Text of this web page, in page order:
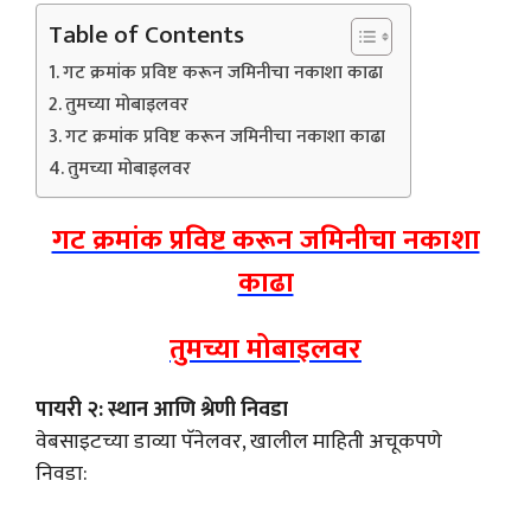
Table of Contents
गट क्रमांक प्रविष्ट करून जमिनीचा नकाशा काढा
तुमच्या मोबाइलवर
गट क्रमांक प्रविष्ट करून जमिनीचा नकाशा काढा
तुमच्या मोबाइलवर
गट क्रमांक प्रविष्ट करून जमिनीचा नकाशा
काढा
तुमच्या मोबाइलवर
पायरी २: स्थान आणि श्रेणी निवडा
वेबसाइटच्या डाव्या पॅनेलवर, खालील माहिती अचूकपणे
निवडा: